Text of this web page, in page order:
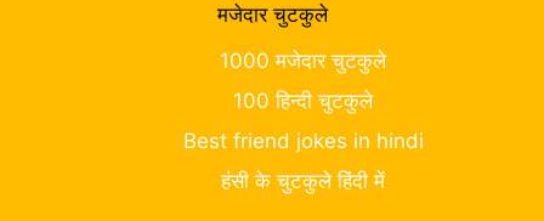
मजेदार चुटकुले
1000 मजेदार चुटकुले
100 हिन्दी चुटकुले
Best friend jokes in hindi
हंसी के चुटकुले हिंदी में